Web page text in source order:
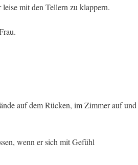
mit den Tellern zu klappern.
auf dem Rücken, im Zimmer auf und
wenn er sich mit Gefühl